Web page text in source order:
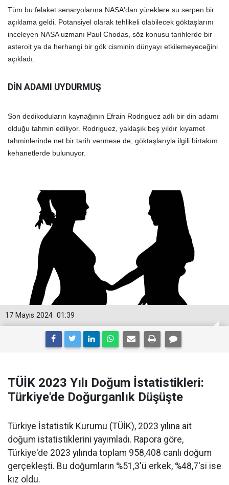
Tüm bu felaket senaryolarına NASA'dan yüreklere su serpen bir
açıklama geldi. Potansiyel olarak tehlikeli olabilecek göktaşlarını
inceleyen NASA uzmanı Paul Chodas, söz konusu tarihlerde bir
asteroit ya da herhangi bir gök cisminin dünyayı etkilemeyeceğini
açıkladı.
DİN ADAMI UYDURMUŞ
Son dedikoduların kaynağının Efrain Rodriguez adlı bir din adamı
olduğu tahmin ediliyor. Rodriguez, yaklaşık beş yıldır kıyamet
tahminlerinde net bir tarih vermese de, göktaşlarıyla ilgili birtakım
kehanetlerde bulunuyor.
01:39
17 Mayıs 2024
TÜİK 2023 Yılı Doğum İstatistikleri:
Türkiye'de Doğurganlık Düşüşte
Türkiye İstatistik Kurumu (TÜİK), 2023 yılına ait
doğum istatistiklerini yayımladı. Rapora göre,
Türkiye'de 2023 yılında toplam 958,408 canlı doğum
gerçekleşti. Bu doğumların %51,3'ü erkek, %48,7'si ise
kız oldu.